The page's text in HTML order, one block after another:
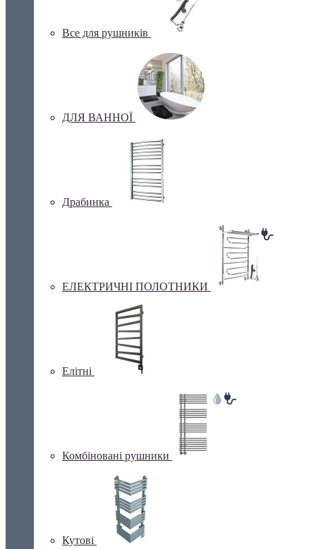
Все для рушників
ДЛЯ ВАННОЇ
Драбинка
ЕЛЕКТРИЧНІ ПОЛОТНИКИ
Елітні
Комбіновані рушники
Кутові